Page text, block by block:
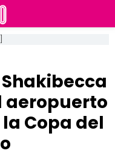
aeropuerto
Copa del